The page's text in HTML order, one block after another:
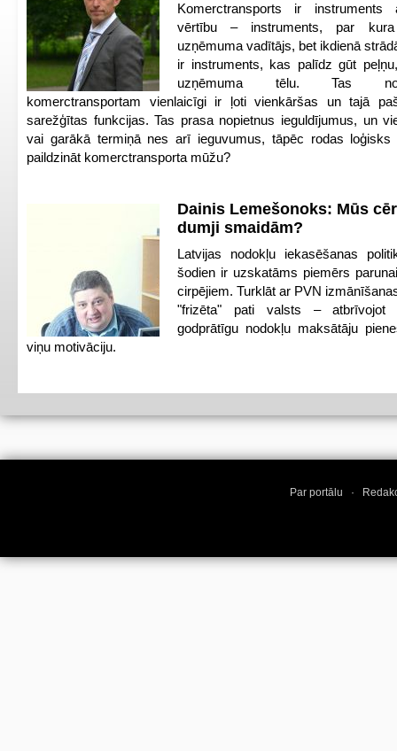
Komerctransports ir instruments
vērtību – instruments, par
uzņēmuma vadītājs, bet ikdienā
ir instruments, kas palīdz gūt
uzņēmuma tēlu. Tas
komerctransportam vienlaicīgi ir ļoti vienkāršas un tajā
sarežģītas funkcijas. Tas prasa nopietnus ieguldījumus, un
vai garākā termiņā nes arī ieguvumus, tāpēc rodas loģisks
paildzināt komerctransporta mūžu?
Dainis Lemešonoks: Mūs
dumji smaidām?
Latvijas nodokļu iekasēšanas
šodien ir uzskatāms piemērs
cirpējiem. Turklāt ar PVN
"frizēta" pati valsts –
godprātīgu nodokļu maksātāju
viņu motivāciju.
Par portālu ·